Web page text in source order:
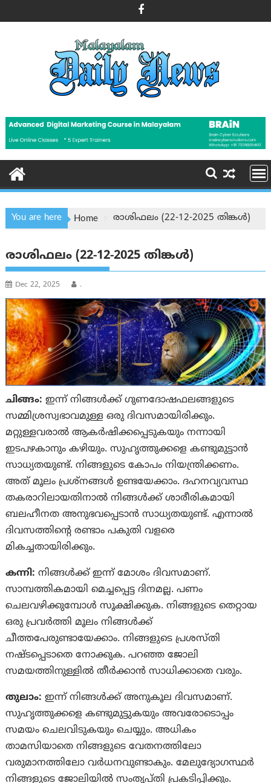
to
You are here Home രാശിഫലം (22-12-2025 തിങ്കൾ)
രാശിഫലം (22-12-2025 തിങ്കൾ)
Dec 22, 2025 .
ചിങ്ങം: ഇന്ന് നിങ്ങൾക്ക് ഗുണദോഷഫലങ്ങളുടെ
സമ്മിശ്രസ്വഭാവമുള്ള ഒരു ദിവസമായിരിക്കും.
മറ്റുള്ളവരാൽ ആകർഷിക്കപ്പെടുകയും നന്നായി
ഇടപഴകാനും കഴിയും. സുഹൃത്തുക്കളെ കണ്ടുമുട്ടാൻ
സാധ്യതയുണ്ട്. നിങ്ങളുടെ കോപം നിയന്ത്രിക്കണം.
അത് മൂലം പ്രശ്‌നങ്ങൾ ഉണ്ടയേക്കാം. ദഹനവ്യവസ്ഥ
തകരാറിലായതിനാൽ നിങ്ങൾക്ക് ശാരീരികമായി
ബലഹീനത അനുഭവപ്പെടാൻ സാധ്യതയുണ്ട്. എന്നാൽ
ദിവസത്തിൻ്റെ രണ്ടാം പകുതി വളരെ
മികച്ചതായിരിക്കും.
കന്നി: നിങ്ങൾക്ക് ഇന്ന് മോശം ദിവസമാണ്.
സാമ്പത്തികമായി മെച്ചപ്പെട്ട ദിനമല്ല. പണം
ചെലവഴിക്കുമ്പോൾ സൂക്ഷിക്കുക. നിങ്ങളുടെ തെറ്റായ
ഒരു പ്രവർത്തി മൂലം നിങ്ങൾക്ക്
ചീത്തപേരുണ്ടായേക്കാം. നിങ്ങളുടെ പ്രശസ്‌തി
നഷ്‌ടപ്പെടാതെ നോക്കുക. പറഞ്ഞ ജോലി
സമയത്തിനുള്ളിൽ തീർക്കാൻ സാധിക്കാതെ വരും.
തുലാം: ഇന്ന് നിങ്ങള്‍ക്ക് അനുകൂല ദിവസമാണ്.
സുഹൃത്തുക്കളെ കണ്ടുമുട്ടുകയും അവരോടൊപ്പം
സമയം ചെലവിടുകയും ചെയ്യും. അധികം
താമസിയാതെ നിങ്ങളുടെ വേതനത്തിലോ
വരുമാനത്തിലോ വര്‍ധനവുണ്ടാകും. മേലുദ്യോഗസ്ഥര്‍
നിങ്ങളുടെ ജോലിയില്‍ സംതൃപ്‌തി പ്രകടിപ്പിക്കും.